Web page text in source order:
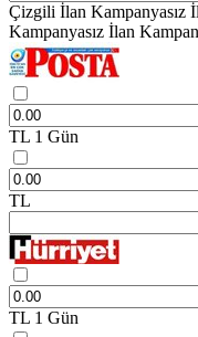
Çizgili İlan Kampanyasız
Kampanyasız İlan
TL 1 Gün
TL
TL 1 Gün